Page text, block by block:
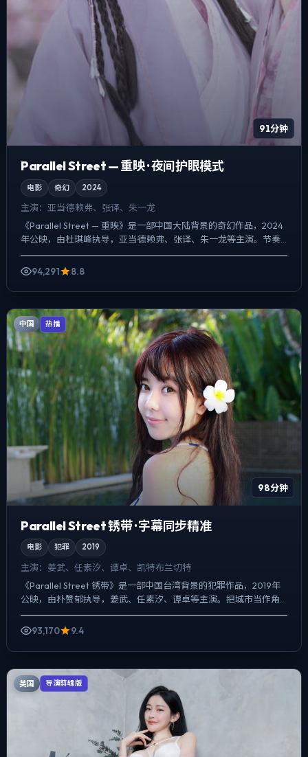
91分钟
Parallel Street — 重映 · 夜间护眼模式
电影 奇幻 2024
主演： 亚当·德赖弗、张译、朱一龙
《Parallel Street — 重映》是一部中国大陆背景的奇幻作品，2024
年公映，由杜琪峰执导，亚当·德赖弗、张译、朱一龙等主演。节奏
先抑后扬，前半段铺陈日常，后半段陡...
94,291
8.8
中国 热播
98分钟
Parallel Street 锈带 · 字幕同步精准
电影 犯罪 2019
主演： 姜武、任素汐、谭卓、凯特·布兰切特
《Parallel Street 锈带》是一部中国台湾背景的犯罪作品，2019年
公映，由朴赞郁执导，姜武、任素汐、谭卓等主演。把城市当作角
色来写，夜景与雨声贯穿全片，悬疑外壳下...
93,170
9.4
英国 导演剪辑版